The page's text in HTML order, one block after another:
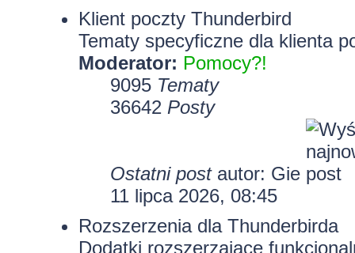
Klient poczty Thunderbird
Tematy specyficzne dla klienta
Moderator: Pomocy?!
9095 Tematy
36642 Posty
Ostatni postautor: Gie
11 lipca 2026, 08:45
Rozszerzenia dla Thunderbirda
Dodatki rozszerzające